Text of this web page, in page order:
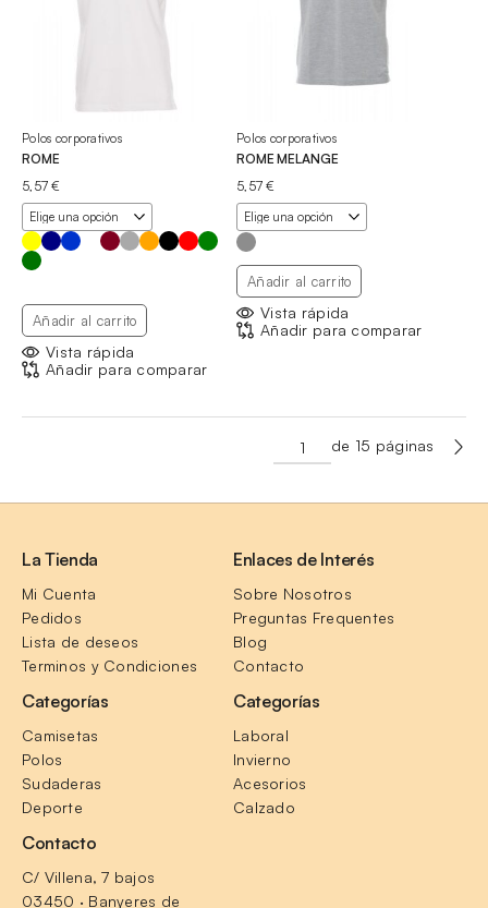
Polos corporativos
ROME
5,57€
Añadir al carrito
Vista rápida
Añadir para comparar
Polos corporativos
ROME MELANGE
5,57€
Añadir al carrito
Vista rápida
Añadir para comparar
de 15 páginas
La Tienda
Mi Cuenta
Pedidos
Lista de deseos
Terminos y Condiciones
Enlaces de Interés
Sobre Nosotros
Preguntas Frequentes
Blog
Contacto
Categorías
Camisetas
Polos
Sudaderas
Deporte
Categorías
Laboral
Invierno
Acesorios
Calzado
Contacto
C/ Villena, 7 bajos
03450 · Banyeres de